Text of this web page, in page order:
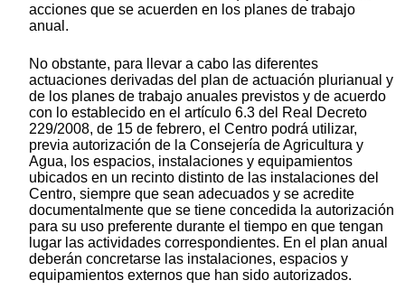
acciones que se acuerden en los planes de trabajo
anual.
No obstante, para llevar a cabo las diferentes
actuaciones derivadas del plan de actuación plurianual y
de los planes de trabajo anuales previstos y de acuerdo
con lo establecido en el artículo 6.3 del Real Decreto
229/2008, de 15 de febrero, el Centro podrá utilizar,
previa autorización de la Consejería de Agricultura y
Agua, los espacios, instalaciones y equipamientos
ubicados en un recinto distinto de las instalaciones del
Centro, siempre que sean adecuados y se acredite
documentalmente que se tiene concedida la autorización
para su uso preferente durante el tiempo en que tengan
lugar las actividades correspondientes. En el plan anual
deberán concretarse las instalaciones, espacios y
equipamientos externos que han sido autorizados.